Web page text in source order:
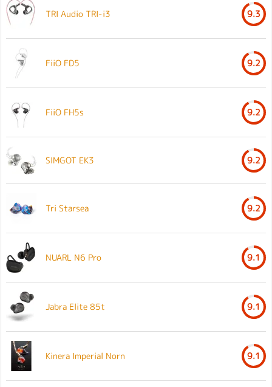
TRI Audio TRI-i3 9.3
FiiO FD5 9.2
FiiO FH5s 9.2
SIMGOT EK3 9.2
Tri Starsea 9.2
NUARL N6 Pro 9.1
Jabra Elite 85t 9.1
Kinera Imperial Norn 9.1